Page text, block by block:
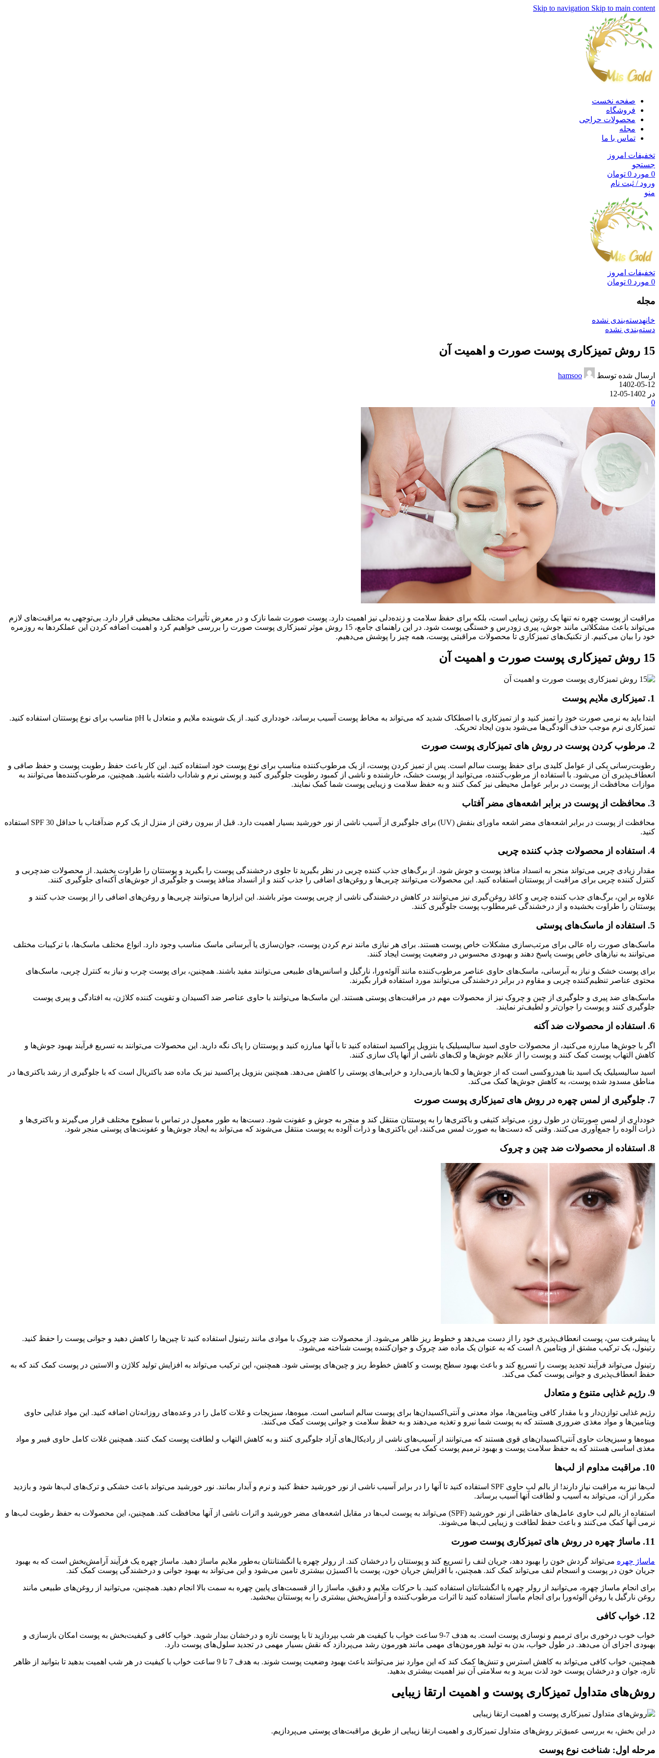
Skip to navigation Skip to main content
صفحه نخست
فروشگاه
محصولات حراجی
مجله
تماس با ما
تخفیفات امروز
جستجو
0 مورد 0 تومان
ورود / ثبت نام
منو
تخفیفات امروز
0 مورد 0 تومان
مجله
خانهدسته‌بندی نشده
دسته‌بندی نشده
15 روش تمیزکاری پوست صورت و اهمیت آن
ارسال شده توسط
hamsoo
1402-05-12
در 1402-05-12
0
مراقبت از پوست چهره نه تنها یک روتین زیبایی است، بلکه برای حفظ سلامت و زنده‌دلی نیز اهمیت دارد. پوست صورت شما نازک و در معرض تأثیرات مختلف محیطی قرار دارد. بی‌توجهی به مراقبت‌های لازم
می‌تواند باعث مشکلاتی مانند جوش، پیری زودرس و خستگی پوست شود. در این راهنمای جامع، 15 روش موثر تمیزکاری پوست صورت را بررسی خواهیم کرد و اهمیت اضافه کردن این عملکردها به روزمره
خود را بیان می‌کنیم. از تکنیک‌های تمیزکاری تا محصولات مراقبتی پوست، همه چیز را پوشش می‌دهیم.
15 روش تمیزکاری پوست صورت و اهمیت آن
1. تمیزکاری ملایم پوست
ابتدا باید به نرمی صورت خود را تمیز کنید و از تمیزکاری با اصطکاک شدید که می‌تواند به مخاط پوست آسیب برساند، خودداری کنید. از یک شوینده ملایم و متعادل با pH مناسب برای نوع پوستتان استفاده کنید.
تمیزکاری نرم موجب حذف آلودگی‌ها می‌شود بدون ایجاد تحریک.
2. مرطوب کردن پوست در روش های تمیزکاری پوست صورت
رطوبت‌رسانی یکی از عوامل کلیدی برای حفظ پوست سالم است. پس از تمیز کردن پوست، از یک مرطوب‌کننده مناسب برای نوع پوست خود استفاده کنید. این کار باعث حفظ رطوبت پوست و حفظ صافی و
انعطاف‌پذیری آن می‌شود. با استفاده از مرطوب‌کننده، می‌توانید از پوست خشک، خارشنده و ناشی از کمبود رطوبت جلوگیری کنید و پوستی نرم و شاداب داشته باشید. همچنین، مرطوب‌کننده‌ها می‌توانند به
موازات محافظت از پوست در برابر عوامل محیطی نیز کمک کنند و به حفظ سلامت و زیبایی پوست شما کمک نمایند.
3. محافظت از پوست در برابر اشعه‌های مضر آفتاب
محافظت از پوست در برابر اشعه‌های مضر اشعه ماورای بنفش (UV) برای جلوگیری از آسیب ناشی از نور خورشید بسیار اهمیت دارد. قبل از بیرون رفتن از منزل از یک کرم ضدآفتاب با حداقل SPF 30 استفاده
کنید.
4. استفاده از محصولات جذب کننده چربی
مقدار زیادی چربی می‌تواند منجر به انسداد منافذ پوست و جوش شود. از برگ‌های جذب کننده چربی در نظر بگیرید تا جلوی درخشندگی پوست را بگیرید و پوستتان را طراوت بخشید. از محصولات ضدچربی و
کنترل کننده چربی برای مراقبت از پوستتان استفاده کنید. این محصولات می‌توانند چربی‌ها و روغن‌های اضافی را جذب کنند و از انسداد منافذ پوست و جلوگیری از جوش‌های آکنه‌ای جلوگیری کنند.
علاوه بر این، برگ‌های جذب کننده چربی و کاغذ روغن‌گیری نیز می‌توانند در کاهش درخشندگی ناشی از چربی پوست موثر باشند. این ابزارها می‌توانند چربی‌ها و روغن‌های اضافی را از پوست جذب کنند و
پوستتان را طراوت بخشیده و از درخشندگی غیرمطلوب پوست جلوگیری کنند.
5. استفاده از ماسک‌های پوستی
ماسک‌های صورت راه عالی برای مرتب‌سازی مشکلات خاص پوست هستند. برای هر نیازی مانند نرم کردن پوست، جوان‌سازی یا آبرسانی ماسک مناسب وجود دارد. انواع مختلف ماسک‌ها، با ترکیبات مختلف
می‌توانند به نیازهای خاص پوست پاسخ دهند و بهبودی محسوس در وضعیت پوست ایجاد کنند.
برای پوست خشک و نیاز به آبرسانی، ماسک‌های حاوی عناصر مرطوب‌کننده مانند آلوئه‌ورا، نارگیل و اسانس‌های طبیعی می‌توانند مفید باشند. همچنین، برای پوست چرب و نیاز به کنترل چربی، ماسک‌های
محتوی عناصر تنظیم‌کننده چربی و مقاوم در برابر درخشندگی می‌توانند مورد استفاده قرار بگیرند.
ماسک‌های ضد پیری و جلوگیری از چین و چروک نیز از محصولات مهم در مراقبت‌های پوستی هستند. این ماسک‌ها می‌توانند با حاوی عناصر ضد اکسیدان و تقویت کننده کلاژن، به افتادگی و پیری پوست
جلوگیری کنند و پوست را جوان‌تر و لطیف‌تر نمایند.
6. استفاده از محصولات ضد آکنه
اگر با جوش‌ها مبارزه می‌کنید، از محصولات حاوی اسید سالیسیلیک یا بنزویل پراکسید استفاده کنید تا با آنها مبارزه کنید و پوستتان را پاک نگه دارید. این محصولات می‌توانند به تسریع فرآیند بهبود جوش‌ها و
کاهش التهاب پوست کمک کنند و پوست را از علایم جوش‌ها و لک‌های ناشی از آنها پاک سازی کنند.
اسید سالیسیلیک یک اسید بتا هیدروکسی است که از جوش‌ها و لک‌ها بازمی‌دارد و خرابی‌های پوستی را کاهش می‌دهد. همچنین بنزویل پراکسید نیز یک ماده ضد باکتریال است که با جلوگیری از رشد باکتری‌ها در
مناطق مسدود شده پوست، به کاهش جوش‌ها کمک می‌کند.
7. جلوگیری از لمس چهره در روش های تمیزکاری پوست صورت
خودداری از لمس صورتتان در طول روز، می‌تواند کثیفی و باکتری‌ها را به پوستتان منتقل کند و منجر به جوش و عفونت شود. دست‌ها به طور معمول در تماس با سطوح مختلف قرار می‌گیرند و باکتری‌ها و
ذرات آلوده را جمع‌آوری می‌کنند. وقتی که دست‌ها به صورت لمس می‌کنند، این باکتری‌ها و ذرات آلوده به پوست منتقل می‌شوند که می‌تواند به ایجاد جوش‌ها و عفونت‌های پوستی منجر شود.
8. استفاده از محصولات ضد چین و چروک
با پیشرفت سن، پوست انعطاف‌پذیری خود را از دست می‌دهد و خطوط ریز ظاهر می‌شود. از محصولات ضد چروک با موادی مانند رتینول استفاده کنید تا چین‌ها را کاهش دهید و جوانی پوست را حفظ کنید.
رتینول، یک ترکیب مشتق از ویتامین A است که به عنوان یک ماده ضد چروک و جوان‌کننده پوست شناخته می‌شود.
رتینول می‌تواند فرآیند تجدید پوست را تسریع کند و باعث بهبود سطح پوست و کاهش خطوط ریز و چین‌های پوستی شود. همچنین، این ترکیب می‌تواند به افزایش تولید کلاژن و الاستین در پوست کمک کند که به
حفظ انعطاف‌پذیری و جوانی پوست کمک می‌کند.
9. رژیم غذایی متنوع و متعادل
رژیم غذایی توازن‌دار و با مقدار کافی ویتامین‌ها، مواد معدنی و آنتی‌اکسیدان‌ها برای پوست سالم اساسی است. میوه‌ها، سبزیجات و غلات کامل را در وعده‌های روزانه‌تان اضافه کنید. این مواد غذایی حاوی
ویتامین‌ها و مواد مغذی ضروری هستند که به پوست شما نیرو و تغذیه می‌دهند و به حفظ سلامت و جوانی پوست کمک می‌کنند.
میوه‌ها و سبزیجات حاوی آنتی‌اکسیدان‌های قوی هستند که می‌توانند از آسیب‌های ناشی از رادیکال‌های آزاد جلوگیری کنند و به کاهش التهاب و لطافت پوست کمک کنند. همچنین غلات کامل حاوی فیبر و مواد
مغذی اساسی هستند که به حفظ سلامت پوست و بهبود ترمیم پوست کمک می‌کنند.
10. مراقبت مداوم از لب‌ها
لب‌ها نیز به مراقبت نیاز دارند! از بالم لب حاوی SPF استفاده کنید تا آنها را در برابر آسیب ناشی از نور خورشید حفظ کنید و نرم و آبدار بمانند. نور خورشید می‌تواند باعث خشکی و ترک‌های لب‌ها شود و بازدید
مکرر از آن، می‌تواند به آسیب و لطافت آنها آسیب برساند.
استفاده از بالم لب حاوی عامل‌های حفاظتی از نور خورشید (SPF) می‌تواند به پوست لب‌ها در مقابل اشعه‌های مضر خورشید و اثرات ناشی از آنها محافظت کند. همچنین، این محصولات به حفظ رطوبت لب‌ها و
نرمی آنها کمک می‌کنند و باعث حفظ لطافت و زیبایی لب‌ها می‌شوند.
11. ماساژ چهره در روش های تمیزکاری پوست صورت
ماساژ چهره می‌تواند گردش خون را بهبود دهد، جریان لنف را تسریع کند و پوستتان را درخشان کند. از رولر چهره یا انگشتانتان به‌طور ملایم ماساژ دهید. ماساژ چهره یک فرآیند آرامش‌بخش است که به بهبود
جریان خون در پوست و انسجام لنف می‌تواند کمک کند. همچنین، با افزایش جریان خون، پوست با اکسیژن بیشتری تامین می‌شود و این می‌تواند به بهبود جوانی و درخشندگی پوست کمک کند.
برای انجام ماساژ چهره، می‌توانید از رولر چهره یا انگشتانتان استفاده کنید. با حرکات ملایم و دقیق، ماساژ را از قسمت‌های پایین چهره به سمت بالا انجام دهید. همچنین، می‌توانید از روغن‌های طبیعی مانند
روغن نارگیل یا روغن آلوئه‌ورا برای انجام ماساژ استفاده کنید تا اثرات مرطوب‌کننده و آرامش‌بخش بیشتری را به پوستتان ببخشید.
12. خواب کافی
خواب خوب درخوری برای ترمیم و نوسازی پوست است. به هدف 7-9 ساعت خواب با کیفیت هر شب بپردازید تا با پوست تازه و درخشان بیدار شوید. خواب کافی و کیفیت‌بخش به پوست امکان بازسازی و
بهبودی اجزای آن می‌دهد. در طول خواب، بدن به تولید هورمون‌های مهمی مانند هورمون رشد می‌پردازد که نقش بسیار مهمی در تجدید سلول‌های پوست دارد.
همچنین، خواب کافی می‌تواند به کاهش استرس و تنش‌ها کمک کند که این موارد نیز می‌توانند باعث بهبود وضعیت پوست شوند. به هدف 7 تا 9 ساعت خواب با کیفیت در هر شب اهمیت بدهید تا بتوانید از ظاهر
تازه، جوان و درخشان پوست خود لذت ببرید و به سلامتی آن نیز اهمیت بیشتری بدهید.
روش‌های متداول تمیزکاری پوست و اهمیت ارتقا زیبایی
در این بخش، به بررسی عمیق‌تر روش‌های متداول تمیزکاری و اهمیت ارتقا زیبایی از طریق مراقبت‌های پوستی می‌پردازیم.
مرحله اول: شناخت نوع پوست